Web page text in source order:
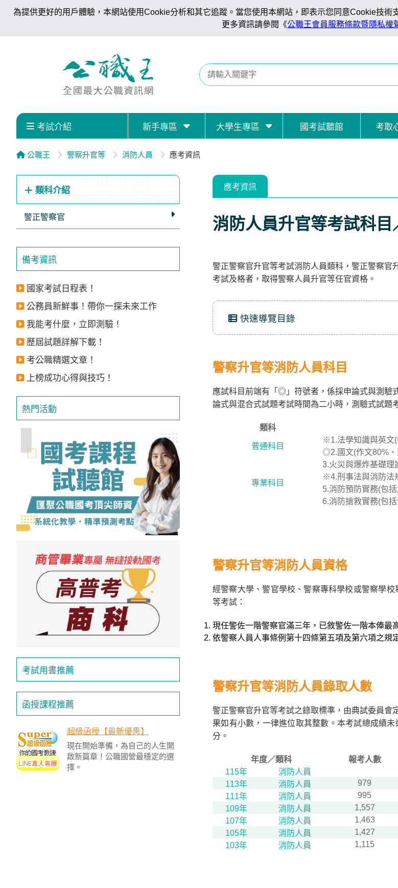
為提供更好的用戶體驗，本網站使用Cookie分析和其它追蹤。當您使用本網站，即表示您同意Cookie技
更多資訊請參閱《公職王會員服務條款暨隱私權
考試介紹 新手專區 大學生專區 國考試聽館 考取
公職王 警察升官等 消防人員 應考資訊
類科介紹
警正警察官
備考資訊
國家考試日程表！
公務員新鮮事！帶你一探未來工作
我能考什麼，立即測驗！
歷屆試題詳解下載！
考公職精選文章！
上榜成功心得與技巧！
熱門活動
考試用書推薦
函授課程推薦
超級函授【最新優惠】
現在開始準備，為自己的人生開
啟新篇章！公職國營最穩定的選
擇。
應考資訊
消防人員升官等考試科
警正警察官升官等考試消防人員類科，警正警察
考試及格者，取得警察人員升官等任官資格。
快速導覽目錄
警察升官等消防人員科目
應試科目前端有「◎」符號者，係採申論式與測驗
論式與混合式試題考試時間為二小時，測驗式試題
類科
普通科目
※1.法學知識與英文
◎2.國文(作文80%、
專業科目
3.火災與爆炸基礎理
※4.刑事法與消防法
5.消防預防實務(包
6.消防搶救實務(包
警察升官等消防人員資格
經警察大學、警官學校、警察專科學校或警察學
等考試：
現任警佐一階警察官滿三年，已敘警佐一階本俸最
依警察人員人事條例第十四條第五項及第六項之規
警察升官等消防人員錄取人數
警正警察官升官等考試之錄取標準，由典試委員
果如有小數，一律進位取其整數。本考試總成績
分。
年度／類科 報考人數
115年
消防人員
113年
消防人員 979
111年
消防人員 995
109年
消防人員 1,557
107年
消防人員 1,463
105年
消防人員 1,427
103年
消防人員 1,115